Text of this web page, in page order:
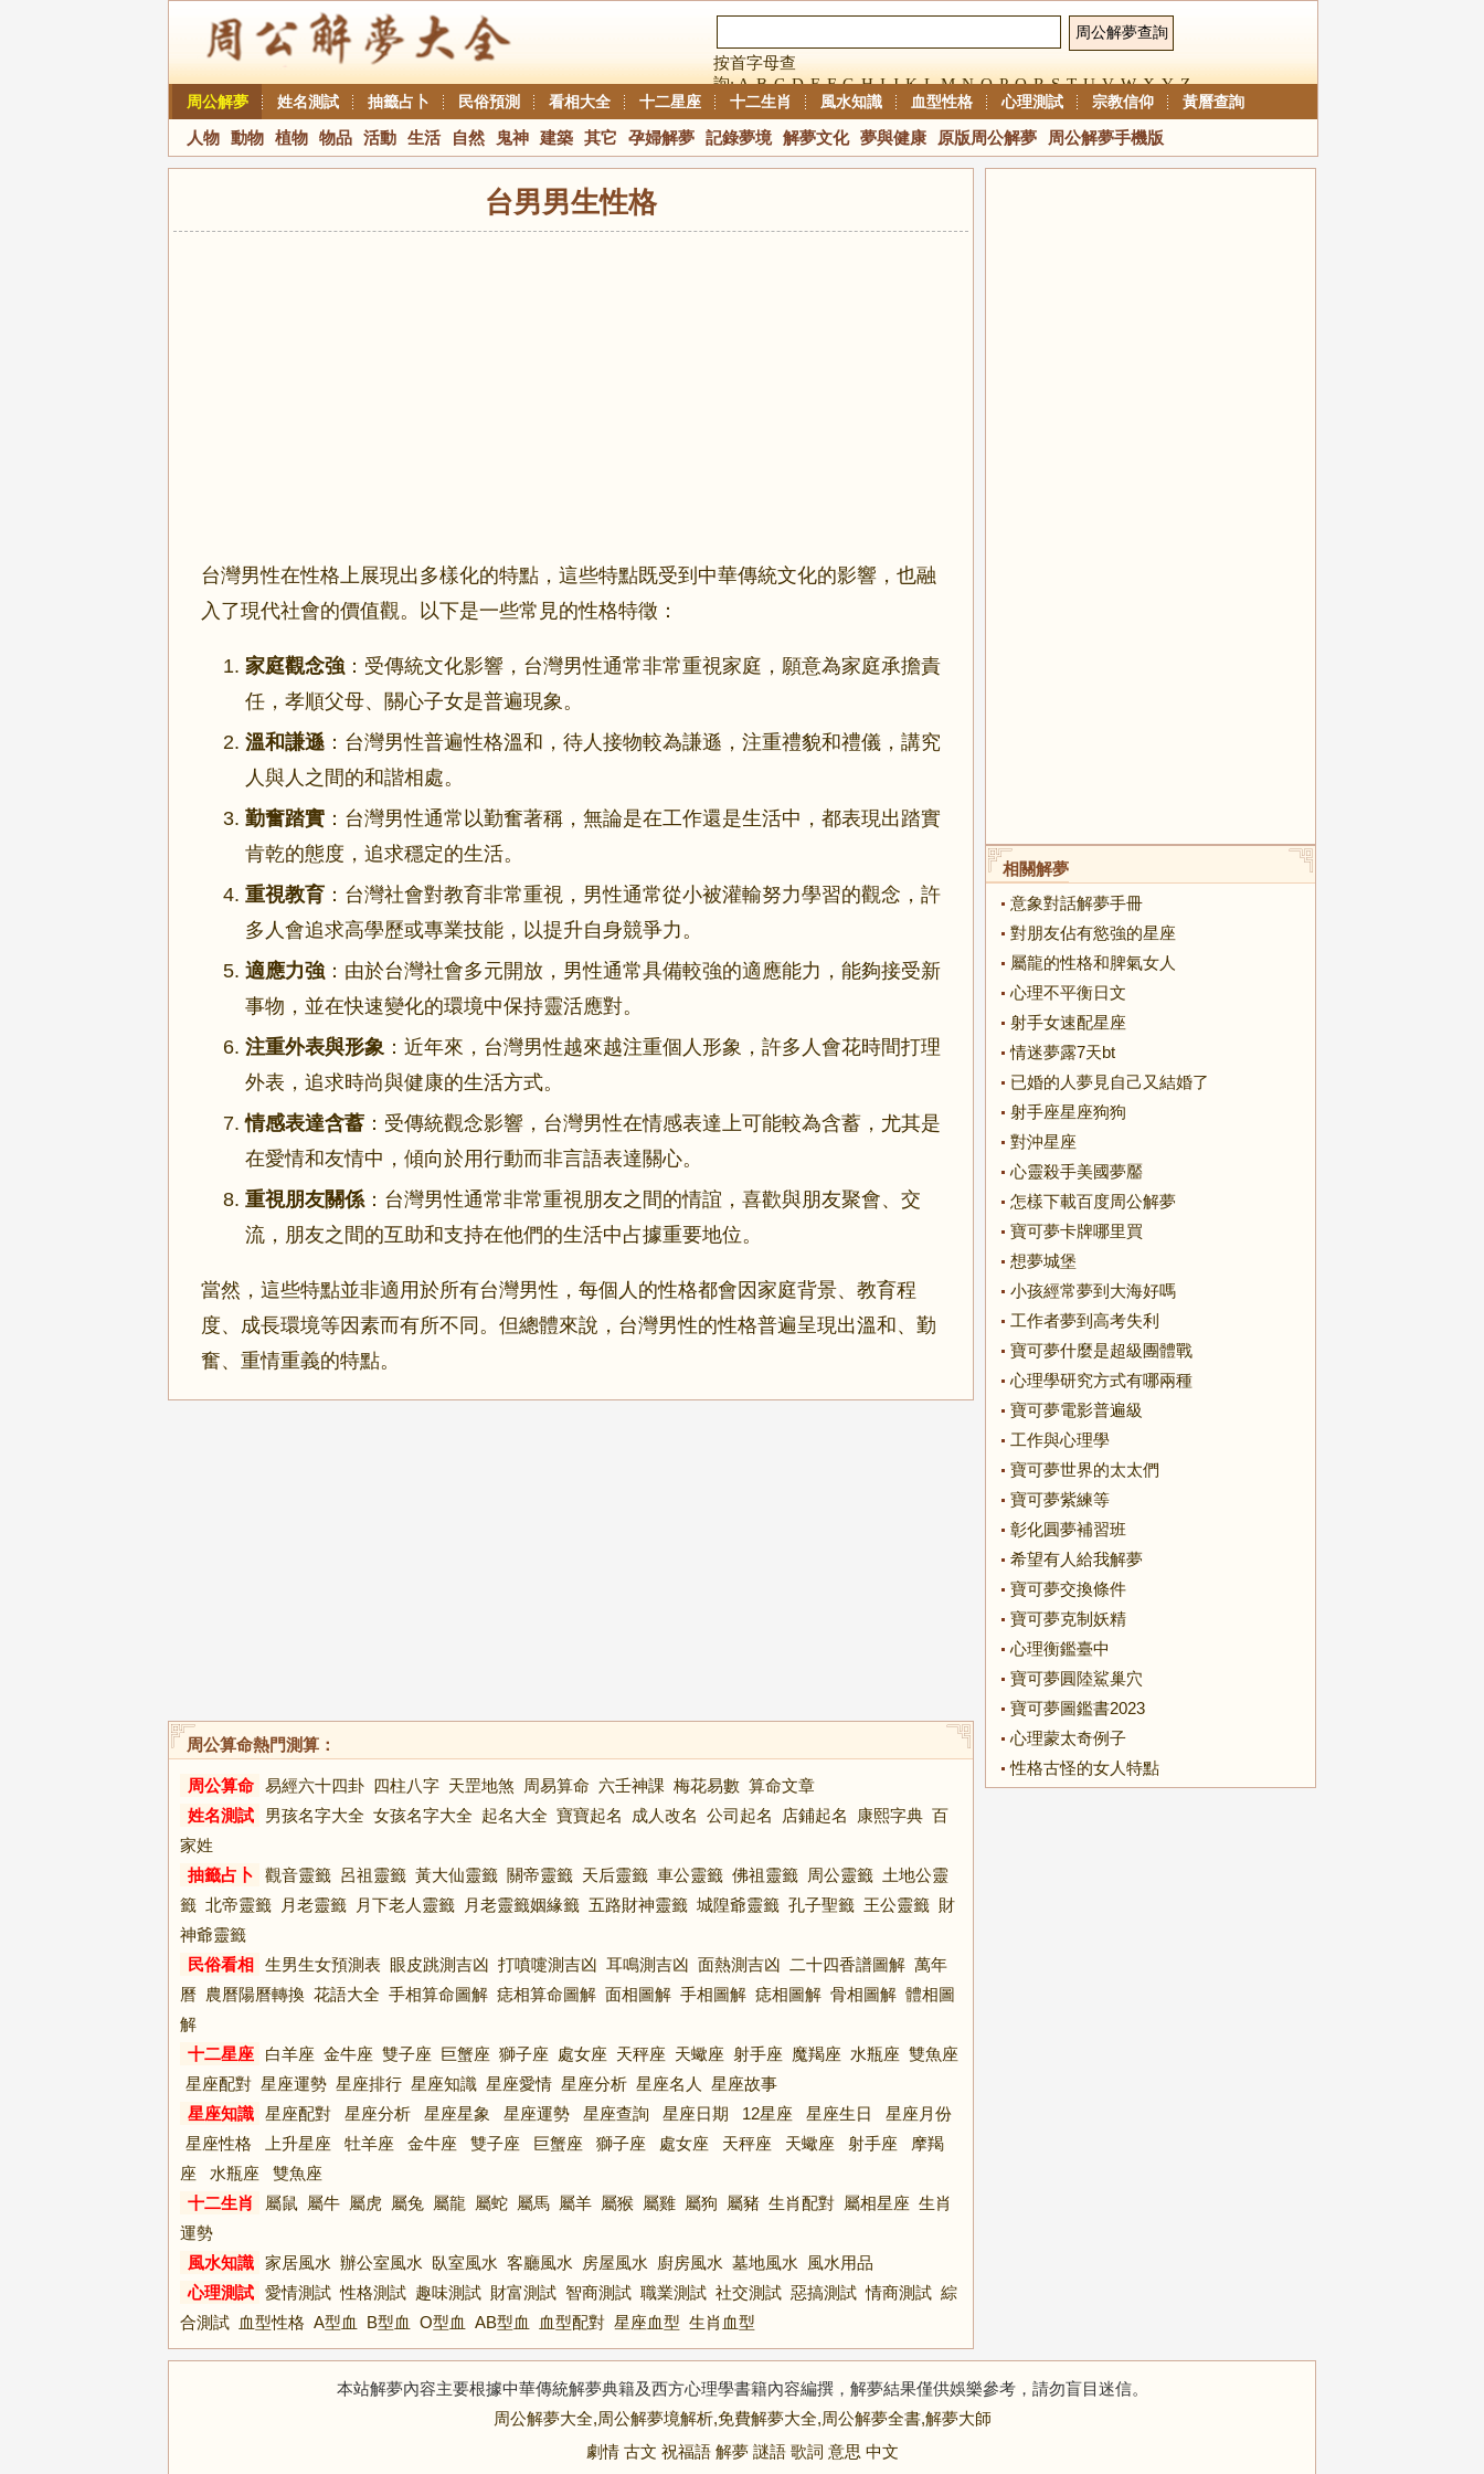
按首字母查
詢:A B C D E F G H I J K L M N O P Q R S T U V W X Y Z
周公解夢
姓名測試 抽籤占卜 民俗預測 看相大全 十二星座 十二生肖 風水知識 血型性格 心理測試 宗教信仰 黃曆查詢
人物 動物 植物 物品 活動 生活 自然 鬼神 建築 其它 孕婦解夢 記錄夢境 解夢文化 夢與健康 原版周公解夢 周公解夢手機版
台男男生性格
台灣男性在性格上展現出多樣化的特點，這些特點既受到中華傳統文化的影響，也融
入了現代社會的價值觀。以下是一些常見的性格特徵：
家庭觀念強 ：受傳統文化影響，台灣男性通常非常重視家庭，願意為家庭承擔責
任，孝順父母、關心子女是普遍現象。
溫和謙遜 ：台灣男性普遍性格溫和，待人接物較為謙遜，注重禮貌和禮儀，講究
人與人之間的和諧相處。
勤奮踏實 ：台灣男性通常以勤奮著稱，無論是在工作還是生活中，都表現出踏實
肯乾的態度，追求穩定的生活。
重視教育 ：台灣社會對教育非常重視，男性通常從小被灌輸努力學習的觀念，許
多人會追求高學歷或專業技能，以提升自身競爭力。
適應力強 ：由於台灣社會多元開放，男性通常具備較強的適應能力，能夠接受新
事物，並在快速變化的環境中保持靈活應對。
注重外表與形象 ：近年來，台灣男性越來越注重個人形象，許多人會花時間打理
外表，追求時尚與健康的生活方式。
情感表達含蓄 ：受傳統觀念影響，台灣男性在情感表達上可能較為含蓄，尤其是
在愛情和友情中，傾向於用行動而非言語表達關心。
重視朋友關係：台灣男性通常非常重視朋友之間的情誼，喜歡與朋友聚會、交
流，朋友之間的互助和支持在他們的生活中占據重要地位。
當然，這些特點並非適用於所有台灣男性，每個人的性格都會因家庭背景、教育程
度、成長環境等因素而有所不同。但總體來說，台灣男性的性格普遍呈現出溫和、勤
奮、重情重義的特點。
周公算命熱門測算：
周公算命 易經六十四卦 四柱八字 天罡地煞 周易算命 六壬神課 梅花易數 算命文章
姓名測試
男孩名字大全 女孩名字大全 起名大全 寶寶起名 成人改名 公司起名 店鋪起名 康熙字典 百
家姓
抽籤占卜
觀音靈籤 呂祖靈籤 黃大仙靈籤 關帝靈籤 天后靈籤 車公靈籤 佛祖靈籤 周公靈籤 土地公靈
籤 北帝靈籤 月老靈籤 月下老人靈籤 月老靈籤姻緣籤 五路財神靈籤 城隍爺靈籤 孔子聖籤 王公靈籤 財
神爺靈籤
民俗看相
生男生女預測表 眼皮跳測吉凶 打噴嚏測吉凶 耳鳴測吉凶 面熱測吉凶 二十四香譜圖解 萬年
曆 農曆陽曆轉換 花語大全 手相算命圖解 痣相算命圖解 面相圖解 手相圖解 痣相圖解 骨相圖解 體相圖
解
十二星座
白羊座 金牛座 雙子座 巨蟹座 獅子座 處女座 天秤座 天蠍座 射手座 魔羯座 水瓶座 雙魚座
星座配對 星座運勢 星座排行 星座知識 星座愛情 星座分析 星座名人
星座故事
星座知識 星座配對 星座分析 星座星象 星座運勢 星座查詢 星座日期 12星座 星座生日
星座月份
星座性格
上升星座 牡羊座 金牛座 雙子座 巨蟹座 獅子座 處女座 天秤座 天蠍座 射手座
摩羯
座
水瓶座
雙魚座
十二生肖
屬鼠 屬牛 屬虎 屬兔 屬龍 屬蛇 屬馬 屬羊 屬猴 屬雞 屬狗 屬豬 生肖配對 屬相星座 生肖
運勢
風水知識 家居風水 辦公室風水 臥室風水 客廳風水 房屋風水 廚房風水 墓地風水
風水用品
心理測試 愛情測試 性格測試 趣味測試 財富測試 智商測試 職業測試 社交測試 惡搞測試 情商測試 綜
合測試 血型性格 A型血 B型血 O型血 AB型血 血型配對 星座血型 生肖血型
相關解夢
意象對話解夢手冊
對朋友佔有慾強的星座
屬龍的性格和脾氣女人
心理不平衡日文
射手女速配星座
情迷夢露7天bt
已婚的人夢見自己又結婚了
射手座星座狗狗
對沖星座
心靈殺手美國夢靨
怎樣下載百度周公解夢
寶可夢卡牌哪里買
想夢城堡
小孩經常夢到大海好嗎
工作者夢到高考失利
寶可夢什麼是超級團體戰
心理學研究方式有哪兩種
寶可夢電影普遍級
工作與心理學
寶可夢世界的太太們
寶可夢紫練等
彰化圓夢補習班
希望有人給我解夢
寶可夢交換條件
寶可夢克制妖精
心理衡鑑臺中
寶可夢圓陸鯊巢穴
寶可夢圖鑑書2023
心理蒙太奇例子
性格古怪的女人特點
本站解夢內容主要根據中華傳統解夢典籍及西方心理學書籍內容編撰，解夢結果僅供娛樂參考，請勿盲目迷信。
周公解夢大全,周公解夢境解析,免費解夢大全,周公解夢全書,解夢大師
劇情 古文 祝福語 解夢 謎語 歌詞 意思 中文